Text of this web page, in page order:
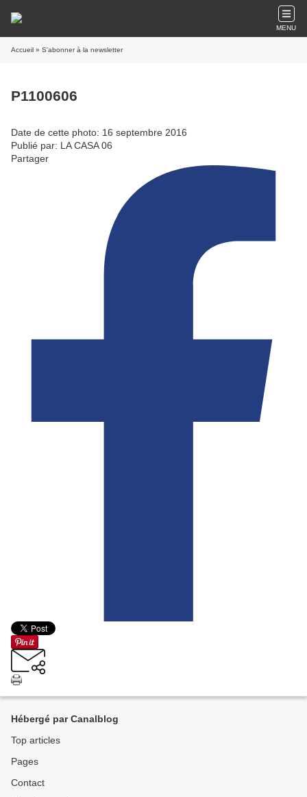
MENU
Accueil » S'abonner à la newsletter
P1100606
Date de cette photo: 16 septembre 2016
Publié par: LA CASA 06
Partager
Hébergé par Canalblog
Top articles
Pages
Contact